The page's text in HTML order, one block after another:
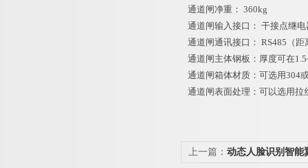
通道闸净重： 360kg
通道闸输入接口： 干接点继
通道闸通讯接口： RS485（
通道闸主体钢板：厚度可在
通道闸箱体材质：可选用304
通道闸表面处理：可以选用
上一篇： 动态人脸识别智能